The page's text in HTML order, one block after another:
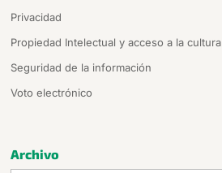
Privacidad
Propiedad Intelectual y acceso a la cultura
Seguridad de la información
Voto electrónico
Archivo